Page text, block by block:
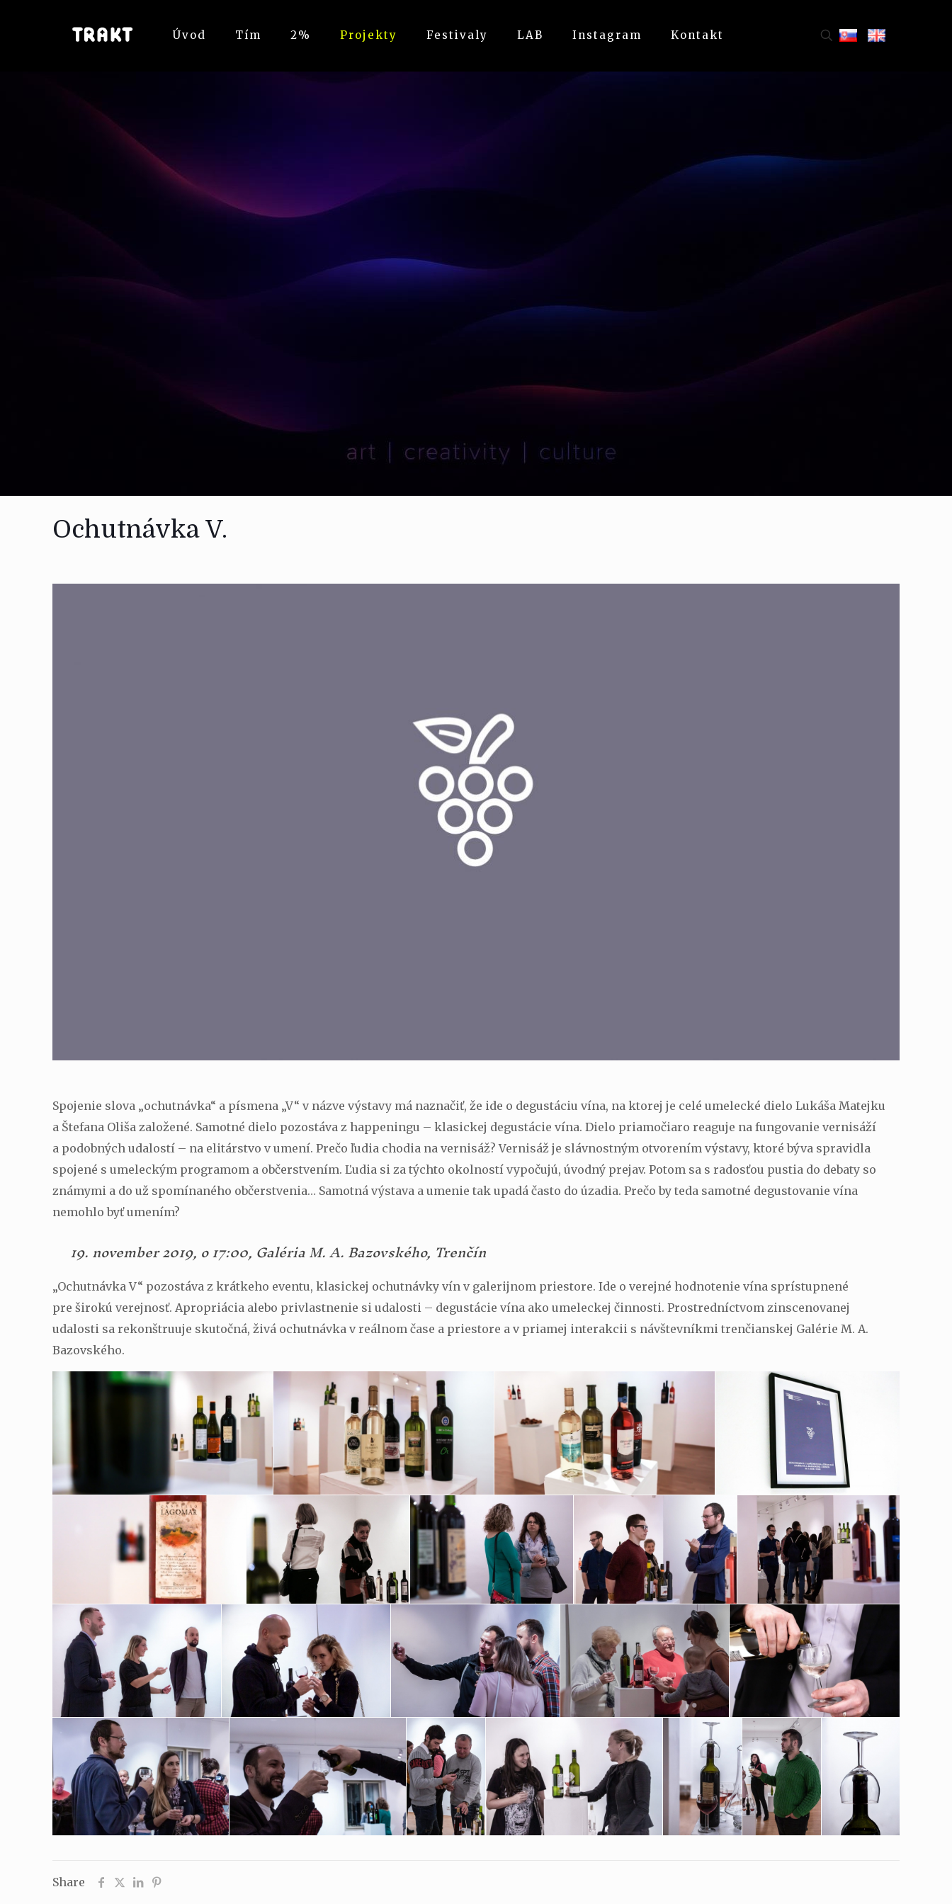
Úvod Tím 2% Projekty Festivaly LAB Instagram Kontakt
Ochutnávka V.
Spojenie slova „ochutnávka“ a písmena „V“ v názve výstavy má naznačiť, že ide o degustáciu vína, na ktorej je celé umelecké dielo Lukáša Matejku
a Štefana Oliša založené. Samotné dielo pozostáva z happeningu – klasickej degustácie vína. Dielo priamočiaro reaguje na fungovanie vernisáží
a podobných udalostí – na elitárstvo v umení. Prečo ľudia chodia na vernisáž? Vernisáž je slávnostným otvorením výstavy, ktoré býva spravidla
spojené s umeleckým programom a občerstvením. Ľudia si za týchto okolností vypočujú, úvodný prejav. Potom sa s radosťou pustia do debaty so
známymi a do už spomínaného občerstvenia… Samotná výstava a umenie tak upadá často do úzadia. Prečo by teda samotné degustovanie vína
nemohlo byť umením?
19. november 2019, o 17:00, Galéria M. A. Bazovského, Trenčín
„Ochutnávka V“ pozostáva z krátkeho eventu, klasickej ochutnávky vín v galerijnom priestore. Ide o verejné hodnotenie vína sprístupnené
pre širokú verejnosť. Apropriácia alebo privlastnenie si udalosti – degustácie vína ako umeleckej činnosti. Prostredníctvom zinscenovanej
udalosti sa rekonštruuje skutočná, živá ochutnávka v reálnom čase a priestore a v priamej interakcii s návštevníkmi trenčianskej Galérie M. A.
Bazovského.
Share